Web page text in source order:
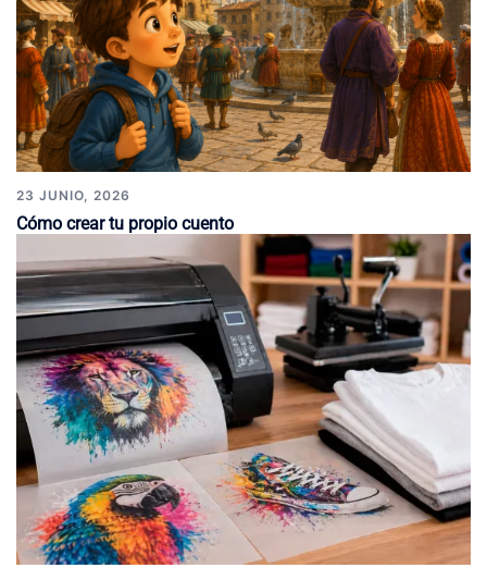
23 JUNIO, 2026
Cómo crear tu propio cuento